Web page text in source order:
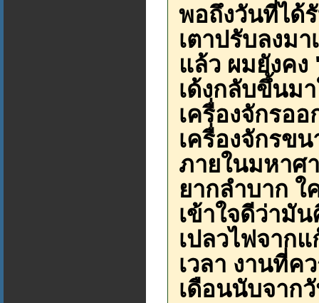
พอถึงวันที่ได้
เตาปรับลงม
แล้ว ผมยังคง
เด้งกลับขึ้นม
เครื่องจักรออ
เครื่องจักรข
ภายในมหาศ
ยากลำบาก ใ
เข้าใจดีว่ามั
เปลวไฟจาก
เวลา งานที่ค
เดือนนับจาก